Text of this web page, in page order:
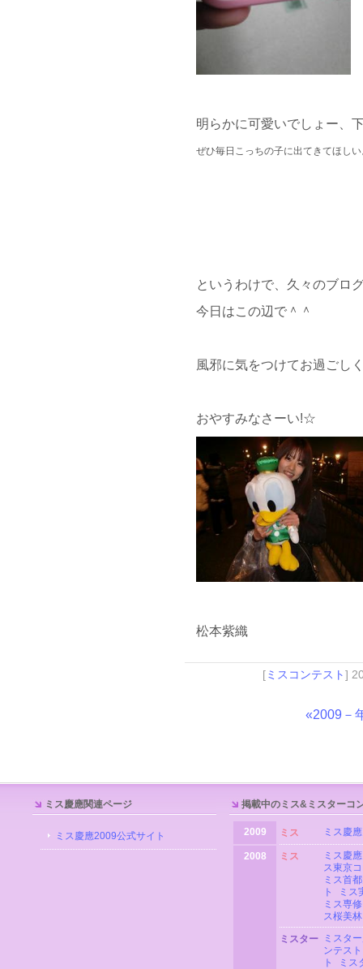
明らかに可愛いでしょー、
ぜひ毎日こっちの子に出てきてほしい
というわけで、久々のブロ
今日はこの辺で＾＾
風邪に気をつけてお過ごし
おやすみなさーい!☆
松本紫織
[ミスコンテスト]
«2009－
ミス慶應関連ページ
ミス慶應2009公式サイト
掲載中のミス&ミスターコ
2009 ミス ミス慶
2008 ミス
ミス慶
ス東京
ミス首
ト
ミス
ミス専
ス桜美
ミスター
ミスタ
ンテスト
ト
ミス